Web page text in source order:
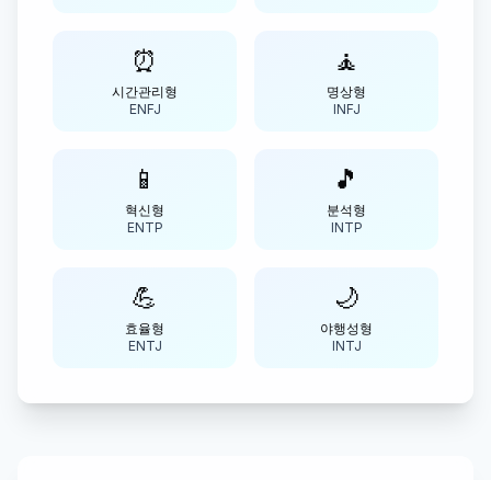
⏰
시간관리형
ENFJ
🧘
명상형
INFJ
📱
혁신형
ENTP
🎵
분석형
INTP
💪
효율형
ENTJ
🌙
야행성형
INTJ